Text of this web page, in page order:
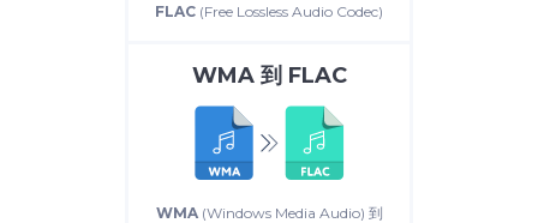
FLAC (Free Lossless Audio Codec)
WMA到 FLAC
WMA(Windows Media Audio) 到